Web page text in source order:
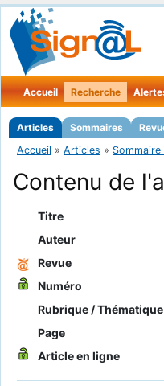
Accueil Recherche
Articles Sommaires
Accueil » Articles »
Contenu de
Titre
Auteur
Revue
Numéro
Rubrique / Thématique
Page
Article en ligne